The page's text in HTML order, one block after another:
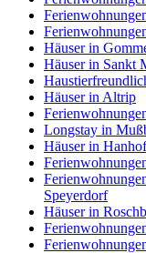
Häuser in
Häuser in Sankt
Häuser in Altrip
Longstay in
Häuser in
Speyerdorf
Häuser in